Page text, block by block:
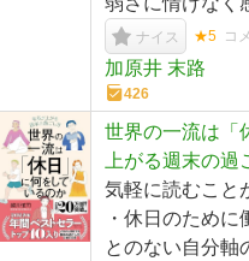
ナイス ★5 コ
加原井 末路
426
世界の一流は「
上がる週末の過
気軽に読むこと
・休日のため
とのない自分軸